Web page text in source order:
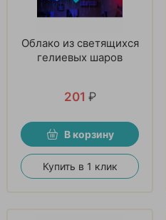
Облако из светящихся
гелиевых шаров
201 ₽
В корзину
Купить в 1 клик